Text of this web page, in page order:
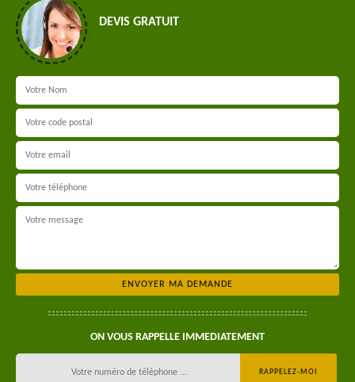
DEVIS GRATUIT
ON VOUS RAPPELLE IMMEDIATEMENT